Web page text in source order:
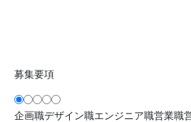
募集要項
企画職デザイン職エンジニア職営業職